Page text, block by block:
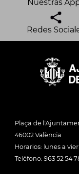
Nuestras
Redes
Plaça de
46002 València
Horarios: lunes a
Teléfono: 963 52 54